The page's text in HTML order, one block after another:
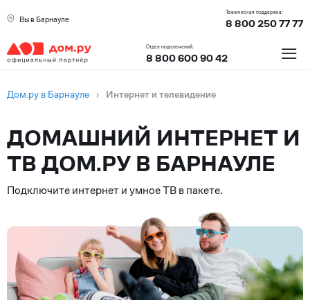
Вы в Барнауле
Техническая поддержка:
8 800 250 77 77
Отдел подключений:
8 800 600 90 42 ≡
Дом.ру в Барнауле › Интернет и телевидение
ДОМАШНИЙ ИНТЕРНЕТ И
ТВ ДОМ.РУ В БАРНАУЛЕ
Подключите интернет и умное ТВ в пакете.